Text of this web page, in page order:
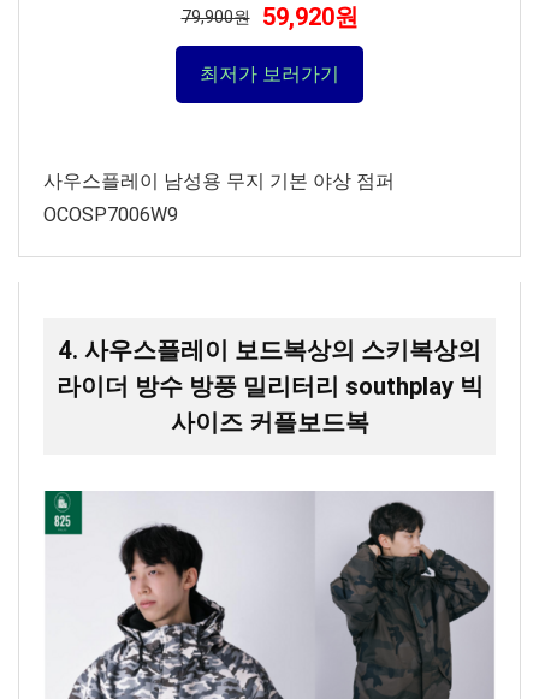
79,900원 59,920원
최저가 보러가기
사우스플레이 남성용 무지 기본 야상 점퍼
OCOSP7006W9
4. 사우스플레이 보드복상의 스키복상의
라이더 방수 방풍 밀리터리 southplay 빅
사이즈 커플보드복